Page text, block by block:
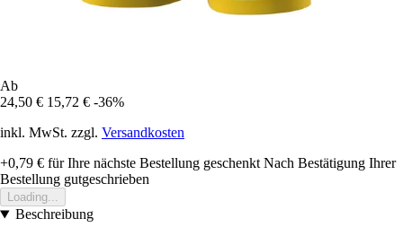
Ab
24,50 € 15,72 € -36%
inkl. MwSt. zzgl. Versandkosten
+0,79 € für Ihre nächste Bestellung geschenkt Nach Bestätigung Ihrer
Bestellung gutgeschrieben
Loading...
Beschreibung